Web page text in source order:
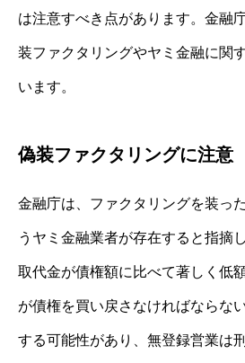
は注意すべき点があります。金融
装ファクタリングやヤミ金融に関
います。
偽装ファクタリングに注意
金融庁は、ファクタリングを装っ
うヤミ金融業者が存在すると指摘
取代金が債権額に比べて著しく低
が債権を買い戻さなければならな
する可能性があり、無登録営業は